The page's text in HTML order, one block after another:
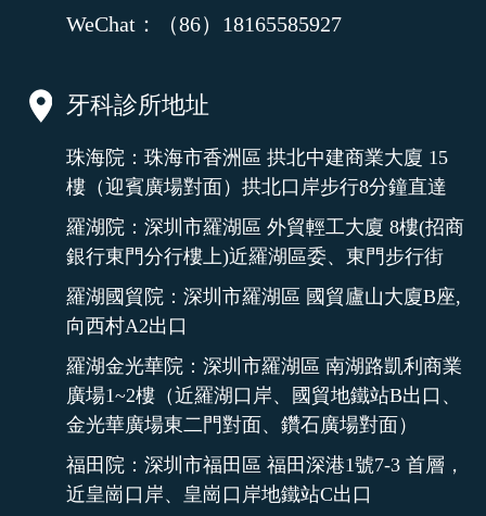
WeChat：（86）18165585927
牙科診所地址
珠海院：珠海市香洲區 拱北中建商業大廈 15
樓（迎賓廣場對面）拱北口岸步行8分鐘直達
羅湖院：深圳市羅湖區 外貿輕工大廈 8樓(招商
銀行東門分行樓上)近羅湖區委、東門步行街
羅湖國貿院：深圳市羅湖區 國貿廬山大廈B座,
向西村A2出口
羅湖金光華院：深圳市羅湖區 南湖路凱利商業
廣場1~2樓（近羅湖口岸、國貿地鐵站B出口、
金光華廣場東二門對面、鑽石廣場對面）
福田院：深圳市福田區 福田深港1號7-3 首層，
近皇崗口岸、皇崗口岸地鐵站C出口